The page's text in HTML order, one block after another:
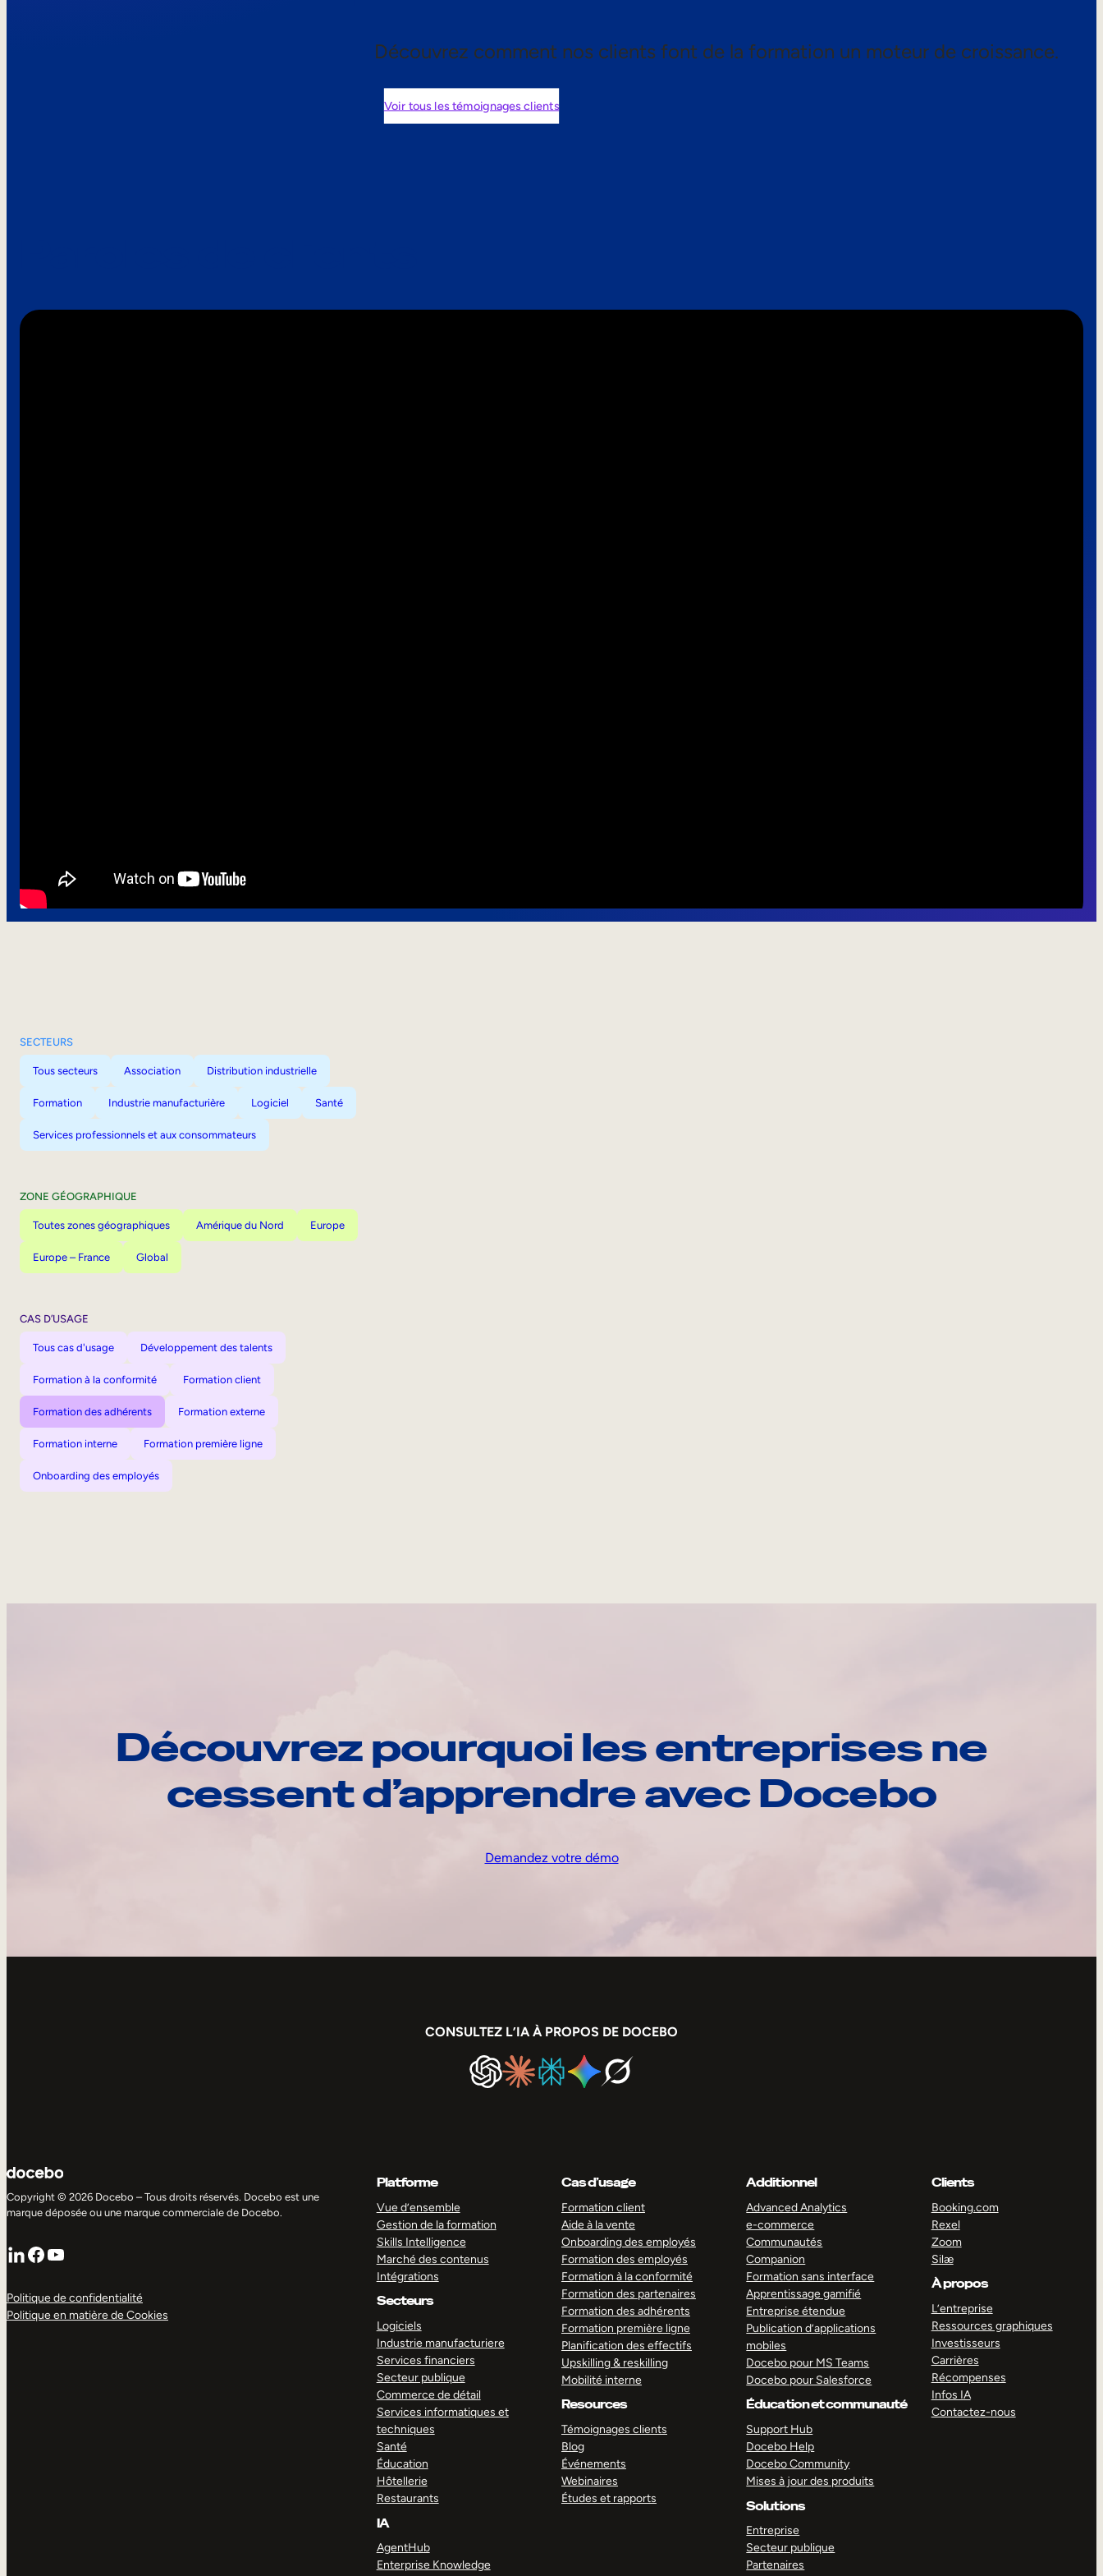
Découvrez comment nos clients font de la formation un moteur de croissance.
Voir tous les témoignages clients
SECTEURS
Tous secteurs Association Distribution industrielle
Formation Industrie manufacturière Logiciel Santé
Services professionnels et aux consommateurs
ZONE GÉOGRAPHIQUE
Toutes zones géographiques Amérique du Nord Europe
Europe – France Global
CAS D’USAGE
Tous cas d'usage Développement des talents
Formation à la conformité Formation client
Formation des adhérents Formation externe
Formation interne Formation première ligne
Onboarding des employés
Découvrez pourquoi les entreprises ne
cessent d’apprendre avec Docebo
Demandez votre démo
CONSULTEZ L’IA À PROPOS DE DOCEBO
Copyright © 2026 Docebo – Tous droits réservés. Docebo est une
marque déposée ou une marque commerciale de Docebo.
LinkedIn
Facebook
YouTube
Politique de confidentialité
Politique en matière de Cookies
Platforme
Vue d’ensemble
Gestion de la formation
Skills Intelligence
Marché des contenus
Intégrations
Secteurs
Logiciels
Industrie manufacturiere
Services financiers
Secteur publique
Commerce de détail
Services informatiques et
techniques
Santé
Éducation
Hôtellerie
Restaurants
IA
AgentHub
Enterprise Knowledge
Cas d’usage
Formation client
Aide à la vente
Onboarding des employés
Formation des employés
Formation à la conformité
Formation des partenaires
Formation des adhérents
Formation première ligne
Planification des effectifs
Upskilling & reskilling
Mobilité interne
Resources
Témoignages clients
Blog
Événements
Webinaires
Études et rapports
Additionnel
Advanced Analytics
e-commerce
Communautés
Companion
Formation sans interface
Apprentissage gamifié
Entreprise étendue
Publication d’applications
mobiles
Docebo pour MS Teams
Docebo pour Salesforce
Éducation et communauté
Support Hub
Docebo Help
Docebo Community
Mises à jour des produits
Solutions
Entreprise
Secteur publique
Partenaires
Clients
Booking.com
Rexel
Zoom
Silæ
À propos
L’entreprise
Ressources graphiques
Investisseurs
Carrières
Récompenses
Infos IA
Contactez-nous